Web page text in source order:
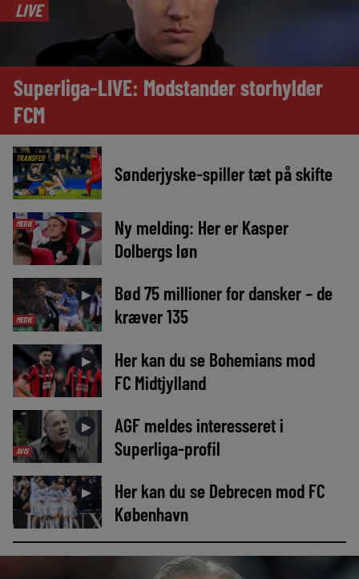
LIVE
Superliga-LIVE: Modstander storhylder
FCM
TRANSFER
Sønderjyske-spiller tæt på skifte
MEDIE ►
Ny melding: Her er Kasper
Dolbergs løn
MEDIE
►
Bød 75 millioner for dansker – de
kræver 135
►
Her kan du se Bohemians mod
FC Midtjylland
AVIS
►
AGF meldes interesseret i
Superliga-profil
►
Her kan du se Debrecen mod FC
København